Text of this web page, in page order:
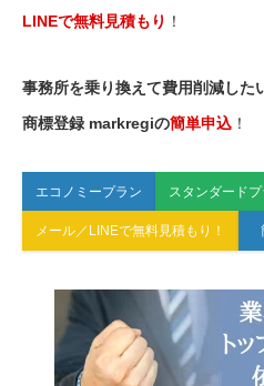
LINEで無料見積もり ！
事務所を乗り換えて費用削減した
商標登録 markregiの簡単申込 ！
エコノミープラン スタンダード
メール／LINEで無料見積もり！